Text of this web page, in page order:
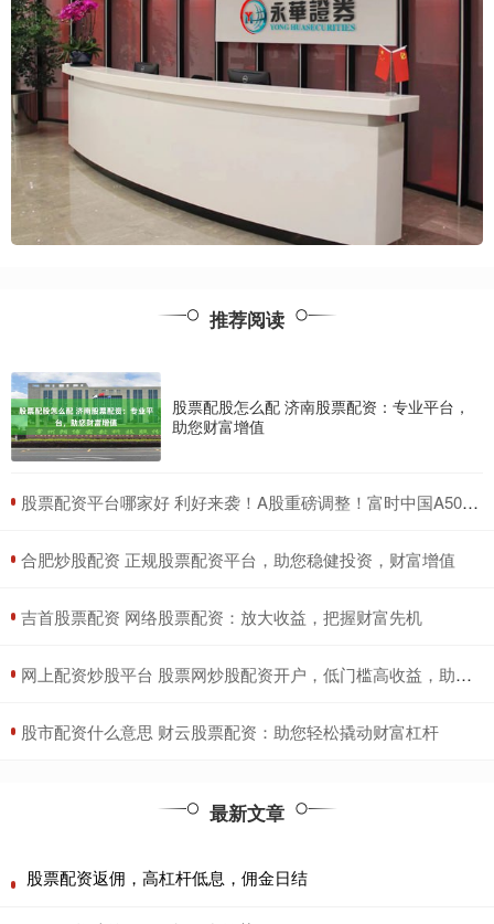
推荐阅读
股票配股怎么配 济南股票配资：专业平台，
助您财富增值
​股票配资平台哪家好 利好来袭！A股重磅调整！富时中国A50指数纳入中远海控、中国中车
​合肥炒股配资 正规股票配资平台，助您稳健投资，财富增值
​吉首股票配资 网络股票配资：放大收益，把握财富先机
​网上配资炒股平台 股票网炒股配资开户，低门槛高收益，助您财富增值
​股市配资什么意思 财云股票配资：助您轻松撬动财富杠杆
最新文章
股票配资返佣，高杠杆低息，佣金日结